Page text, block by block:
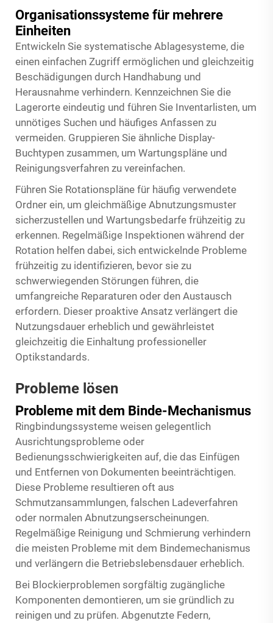
Organisationssysteme für mehrere
Einheiten
Entwickeln Sie systematische Ablagesysteme, die
einen einfachen Zugriff ermöglichen und gleichzeitig
Beschädigungen durch Handhabung und
Herausnahme verhindern. Kennzeichnen Sie die
Lagerorte eindeutig und führen Sie Inventarlisten, um
unnötiges Suchen und häufiges Anfassen zu
vermeiden. Gruppieren Sie ähnliche Display-
Buchtypen zusammen, um Wartungspläne und
Reinigungsverfahren zu vereinfachen.
Führen Sie Rotationspläne für häufig verwendete
Ordner ein, um gleichmäßige Abnutzungsmuster
sicherzustellen und Wartungsbedarfe frühzeitig zu
erkennen. Regelmäßige Inspektionen während der
Rotation helfen dabei, sich entwickelnde Probleme
frühzeitig zu identifizieren, bevor sie zu
schwerwiegenden Störungen führen, die
umfangreiche Reparaturen oder den Austausch
erfordern. Dieser proaktive Ansatz verlängert die
Nutzungsdauer erheblich und gewährleistet
gleichzeitig die Einhaltung professioneller
Optikstandards.
Probleme lösen
Probleme mit dem Binde-Mechanismus
Ringbindungssysteme weisen gelegentlich
Ausrichtungsprobleme oder
Bedienungsschwierigkeiten auf, die das Einfügen
und Entfernen von Dokumenten beeinträchtigen.
Diese Probleme resultieren oft aus
Schmutzansammlungen, falschen Ladeverfahren
oder normalen Abnutzungserscheinungen.
Regelmäßige Reinigung und Schmierung verhindern
die meisten Probleme mit dem Bindemechanismus
und verlängern die Betriebslebensdauer erheblich.
Bei Blockierproblemen sorgfältig zugängliche
Komponenten demontieren, um sie gründlich zu
reinigen und zu prüfen. Abgenutzte Federn,